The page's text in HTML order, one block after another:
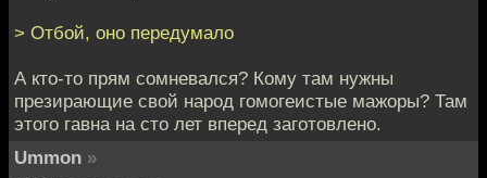
> Отбой, оно передумало
А кто-то прям сомневался? Кому там нужны
презирающие свой народ гомогеистые мажоры? Там
этого гавна на сто лет вперед заготовлено.
Ummon »